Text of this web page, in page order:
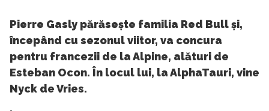
Pierre Gasly părăsește familia Red Bull și,
începând cu sezonul viitor, va concura
pentru francezii de la Alpine, alături de
Esteban Ocon. În locul lui, la AlphaTauri, vine
Nyck de Vries.